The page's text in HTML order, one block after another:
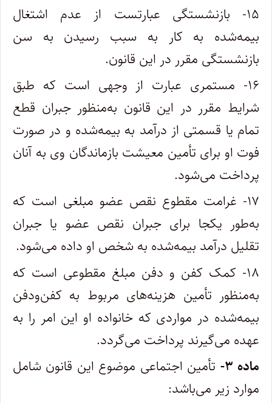
۱۵- بازنشستگی عبارتست از عدم اشتغال
بیمه‌شده به کار به سبب رسیدن به سن
بازنشستگی مقرر در این قانون.
۱۶- مستمری عبارت از وجهی است که طبق
شرایط مقرر در این قانون به‌منظور جبران قطع
تمام یا قسمتی از درآمد به بیمه‌شده و در صورت
فوت او برای تأمین معیشت بازماندگان وی به آنان
پرداخت می‌شود.
۱۷- غرامت مقطوع نقص عضو مبلغی است که
به‌طور یکجا برای جبران نقص عضو یا جبران
تقلیل درآمد بیمه‌شده به شخص او داده می‌شود.
۱۸- کمک کفن و دفن مبلغ مقطوعی است که
به‌منظور تأمین هزینه‌های مربوط به کفن‌ودفن
بیمه‌شده در مواردی که خانواده او این امر را به
عهده می‌گیرند پرداخت می‌گردد.
ماده ۳-
تأمین اجتماعی موضوع این قانون شامل
موارد زیر می‌باشد: